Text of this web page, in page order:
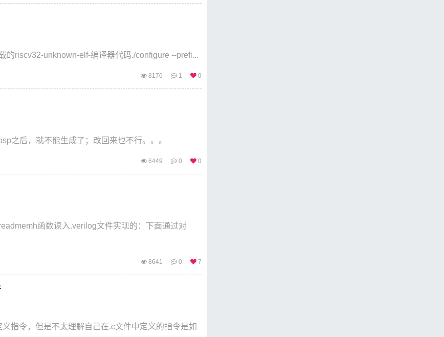
的riscv32-unknown-elf-编译器代码./configure --prefi...
8176 1 0
之后，就不能生成了；改回来也不行。。。
6449 0 0
函数读入.verilog文件实现的：下面通过对
8641 0 7
指令，但是不太理解自己在.c文件中定义的指令是如